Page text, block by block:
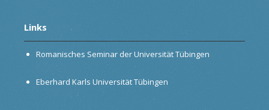
Links
Romanisches Seminar der Universität Tübingen
Eberhard Karls Universität Tübingen